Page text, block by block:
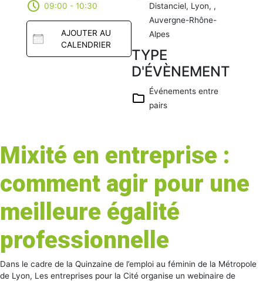
09:00 - 10:30
AJOUTER AU
CALENDRIER
Office 365
Live
Distanciel, Lyon, ,
Auvergne-Rhône-
Alpes
TYPE
D'ÉVÈNEMENT
Événements entre
pairs
Mixité en entreprise :
comment agir pour une
meilleure égalité
professionnelle
Dans le cadre de la Quinzaine de l’emploi au féminin de la Métropole
de Lyon, Les entreprises pour la Cité organise un webinaire de